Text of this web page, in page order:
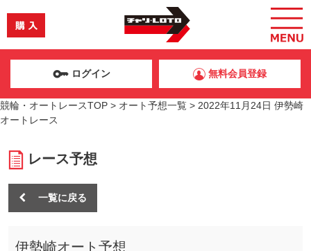
ログイン 無料会員登録
競輪・オートレースTOP > オート予想一覧 > 2022年11月24日 伊勢崎
オートレース
レース予想
一覧に戻る
伊勢崎オート予想